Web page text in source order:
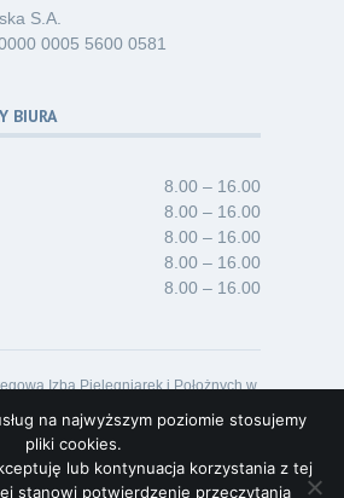
S.A.
0005 5600 0581
BIURA
8.00 – 16.00
8.00 – 16.00
8.00 – 16.00
8.00 – 16.00
8.00 – 16.00
Izba Pielęgniarek i Położnych w
Lideon.pl
na najwyższym poziomie stosujemy
pliki cookies.
lub kontynuacja korzystania z tej
stanowi potwierdzenie przeczytania